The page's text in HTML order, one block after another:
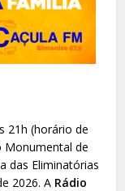
21h (horário de
Monumental de
das Eliminatórias
2026. A Rádio